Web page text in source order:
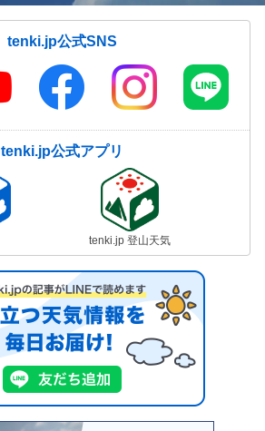
tenki.jp公式SNS
tenki.jp公式アプリ
tenki.jp 登山天気